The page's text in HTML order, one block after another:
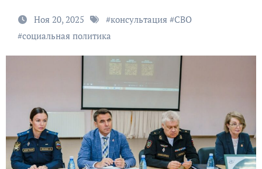
Ноя 20, 2025 #консультация#СВО
#социальная политика